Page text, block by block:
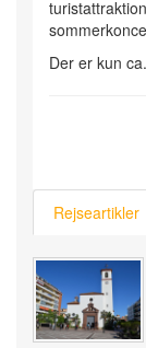
Der er kun
Rejseartikler